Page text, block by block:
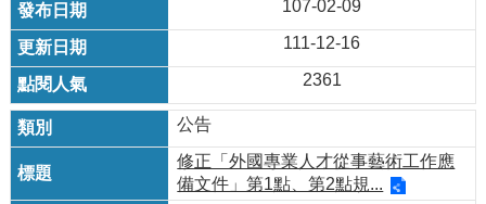
107-02-09
111-12-16
2361
公告
修正「外國專業人才從事藝術工作應
備文件」第1點、第2點規...